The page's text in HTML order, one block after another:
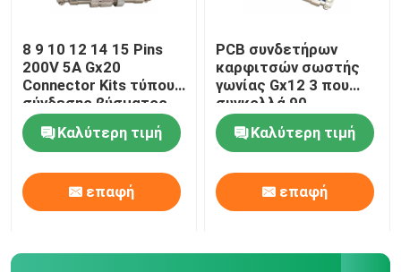
γρήγορο τερματικό μπλοκ
Συζευκτήρας HDMI
Συνδετήρας αυτοκινήτου
8 9 10 12 14 15 Pins
200V 5A Gx20
Connector Kits τύπου
σύνδεσης βύσματος
και υποδοχής
Καλύτερη τιμή
επαφή
PCB συνδετήρων
καρφιτσών σωστής
γωνίας Gx12 3 που
συγκολλά 90
καρφίτσες 3A 200V
βαθμούΚαλύτερη τιμή
επαφή